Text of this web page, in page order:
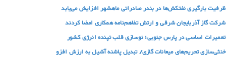
ظرفیت بارگیری نفتکش‌ها در بندر صادراتی ماهشهر افزایش می‌یابد
شرکت گاز آذربایجان شرقی و ارتش تفاهم‌نامه همکاری امضا کردند
تعمیرات اساسی در پارس‌ جنوبی؛ نوسازی قلب تپنده انرژی کشور
خنثی‌سازی تحریم‌های میعانات گازی/ تبدیل پاشنه آشیل به ارزش افزو